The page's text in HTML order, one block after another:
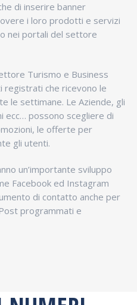
di inserire banner
i loro prodotti e servizi
nei portali del settore
Turismo e Business
registrati che ricevono le
le settimane. Le Aziende, gli
ecc… possono scegliere di
le offerte per
gli utenti.
un’importante sviluppo
Facebook ed Instagram
di contatto anche per
programmati e